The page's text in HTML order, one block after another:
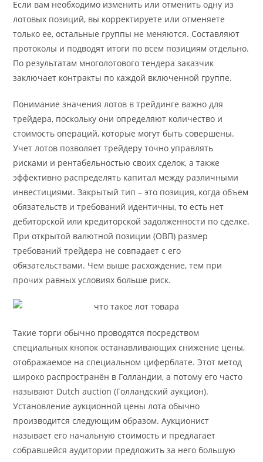
Если вам необходимо изменить или отменить одну из
лотовых позиций, вы корректируете или отменяете
только ее, остальные группы не меняются. Составляют
протоколы и подводят итоги по всем позициям отдельно.
По результатам многолотового тендера заказчик
заключает контракты по каждой включенной группе.
Понимание значения лотов в трейдинге важно для
трейдера, поскольку они определяют количество и
стоимость операций, которые могут быть совершены.
Учет лотов позволяет трейдеру точно управлять
рисками и рентабельностью своих сделок, а также
эффективно распределять капитал между различными
инвестициями. Закрытый тип – это позиция, когда объем
обязательств и требований идентичны, то есть нет
дебиторской или кредиторской задолженности по сделке.
При открытой валютной позиции (ОВП) размер
требований трейдера не совпадает с его
обязательствами. Чем выше расхождение, тем при
прочих равных условиях больше риск.
Такие торги обычно проводятся посредством
специальных кнопок останавливающих снижение цены,
отображаемое на специальном циферблате. Этот метод
широко распространён в Голландии, а потому его часто
называют Dutch auction (Голландский аукцион).
Установление аукционной цены лота обычно
производится следующим образом. Аукционист
называет его начальную стоимость и предлагает
собравшейся аудитории предложить за него большую